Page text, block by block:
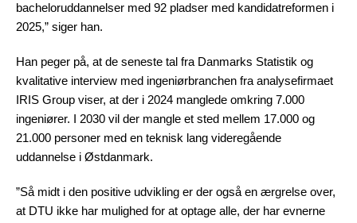
bacheloruddannelser med 92 pladser med kandidatreformen i
2025,” siger han.
Han peger på, at de seneste tal fra Danmarks Statistik og
kvalitative interview med ingeniørbranchen fra analysefirmaet
IRIS Group viser, at der i 2024 manglede omkring 7.000
ingeniører. I 2030 vil der mangle et sted mellem 17.000 og
21.000 personer med en teknisk lang videregående
uddannelse i Østdanmark.
”Så midt i den positive udvikling er der også en ærgrelse over,
at DTU ikke har mulighed for at optage alle, der har evnerne